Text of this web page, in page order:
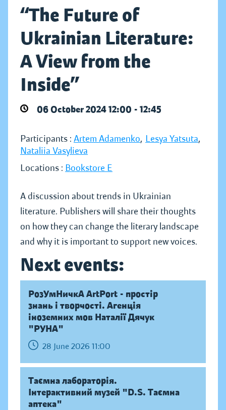
“The Future of
Ukrainian Literature:
A View from the
Inside”
06 October 2024 12:00 - 12:45
Participants : Artem Adamenko, Lesya Yatsuta,
Nataliia Vasylieva
Locations : Bookstore E
A discussion about trends in Ukrainian
literature. Publishers will share their thoughts
on how they can change the literary landscape
and why it is important to support new voices.
Next events:
РозУмНичкА ArtPort - простір
знань і творчості. Агенція
іноземних мов Наталії Дячук
"РУНА"
28 June 2026 11:00
Таємна лабораторія.
Інтерактивний музей "D.S. Таємна
аптека"